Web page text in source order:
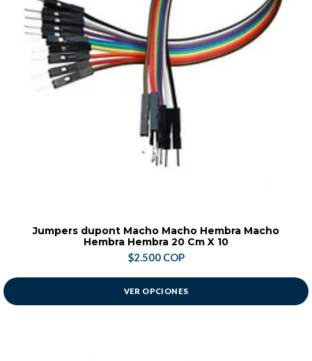
Jumpers dupont Macho Macho Hembra Macho
Hembra Hembra 20 Cm X 10
$2.500 COP
VER OPCIONES